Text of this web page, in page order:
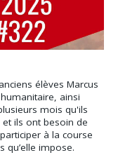
élèves Marcus
ainsi
mois qu'ils
ils ont besoin de
à la course
qu’elle impose.